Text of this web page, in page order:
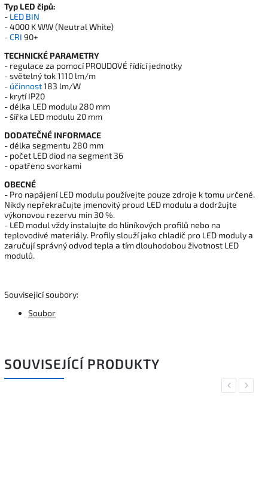
Typ LED čipů:
- LED BIN
- 4000 K WW (Neutral White)
-CRI 90+
TECHNICKÉ PARAMETRY
- regulace za pomocí PROUDOVÉ řídící jednotky
- světelný tok 1110 lm/m
- účinnost183 lm/W
- krytí IP20
- délka LED modulu 280 mm
- šířka LED modulu 20 mm
DODATEČNÉ INFORMACE
- délka segmentu 280 mm
- počet LED diod na segment 36
- opatřeno svorkami
OBECNÉ
- Pro napájení LED modulu používejte pouze zdroje k tomu určené.
Nikdy nepřekračujte jmenovitý proud LED modulu a dodržujte
výkonovou rezervu min 30 %.
- LED modul vždy instalujte do hliníkových profilů nebo na
teplovodivé materiály. Profily slouží jako chladič pro LED moduly a
zaručují správný odvod tepla a tím dlouhodobou životnost LED
modulů.
Souvisejicí soubory:
Soubor
SOUVISEJÍCÍ PRODUKTY
Previous
Next